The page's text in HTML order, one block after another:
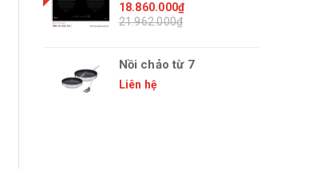
18.860.000₫
21.962.000₫
Nồi chảo từ 7
Liên hệ